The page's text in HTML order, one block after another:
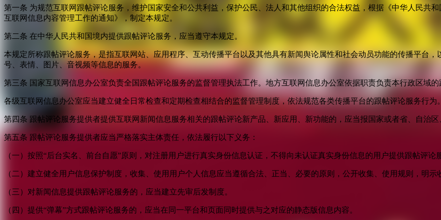
第一条 为规范互联网跟帖评论服务，维护国家安全和公共利益，保护公民、法人和其他组织的合法权益，根据《中华人民共
互联网信息内容管理工作的通知》，制定本规定。
第二条 在中华人民共和国境内提供跟帖评论服务，应当遵守本规定。
本规定所称跟帖评论服务，是指互联网站、应用程序、互动传播平台以及其他具有新闻舆论属性和社会动员功能的传播平台
号、表情、图片、音视频等信息的服务。
第三条 国家互联网信息办公室负责全国跟帖评论服务的监督管理执法工作。地方互联网信息办公室依据职责负责本行政区域
各级互联网信息办公室应当建立健全日常检查和定期检查相结合的监督管理制度，依法规范各类传播平台的跟帖评论服务行为
第四条 跟帖评论服务提供者提供互联网新闻信息服务相关的跟帖评论新产品、新应用、新功能的，应当报国家或者省、自治
第五条 跟帖评论服务提供者应当严格落实主体责任，依法履行以下义务：
（一）按照“后台实名、前台自愿”原则，对注册用户进行真实身份信息认证，不得向未认证真实身份信息的用户提供跟帖评论
（二）建立健全用户信息保护制度，收集、使用用户个人信息应当遵循合法、正当、必要的原则，公开收集、使用规则，明
（三）对新闻信息提供跟帖评论服务的，应当建立先审后发制度。
（四）提供“弹幕”方式跟帖评论服务的，应当在同一平台和页面同时提供与之对应的静态版信息内容。